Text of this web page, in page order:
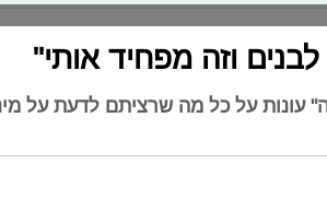
וזה מפחיד אותי"
עונות על כל מה שרציתם לדעת על